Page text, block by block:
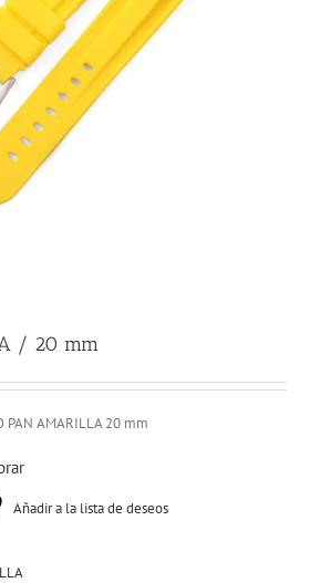
/ 20 mm
PAN AMARILLA 20 mm
Añadir a la lista de deseos